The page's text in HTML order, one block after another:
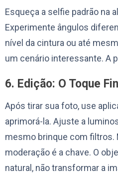
Esqueça a selfie padrão na
Experimente ângulos
nível da cintura ou até
um cenário interessante. A
6. Edição: O Toque
Após tirar sua foto, use
aprimorá-la. Ajuste a
mesmo brinque com filtros.
moderação é a chave. O
natural, não transformar a